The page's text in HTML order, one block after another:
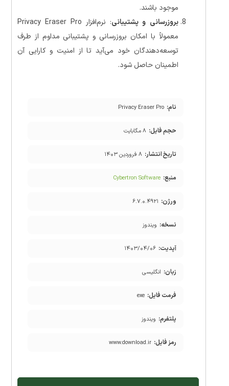
موجود باشند.
بروزرسانی و پشتیبانی
: نرم‌افزار Privacy Eraser Pro
معمولاً با امکان بروزرسانی و پشتیبانی مداوم از طرف
توسعه‌دهندگان خود می‌آید تا از امنیت و کارایی آن
اطمینان حاصل شود.
نام: Privacy Eraser Pro
حجم فایل: ۸ مگابایت
تاریخ انتشار: ۸ فروردین ۱۴۰۳
منبع: Cybertron Software
ورژن: ۶.۷.۰.۴۹۲۱
نسخه: ویندوز
آپدیت: ۱۴۰۳/۰۴/۰۶
زبان: انگلیسی
فرمت فایل: exe
پلتفرم: ویندوز
رمز فایل: www.download.ir